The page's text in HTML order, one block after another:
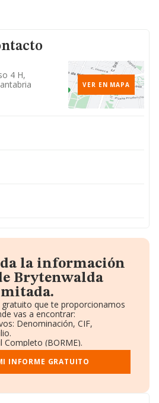
4 H,
VER EN MAPA
la información
Brytenwalda
que te proporcionamos
vas a encontrar:
Denominación, CIF,
(BORME).
Ventas y Empleados.
y Administradores.
INFORME GRATUITO